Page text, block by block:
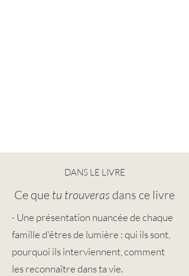
DANS LE LIVRE
Ce que tu trouveras dans ce livre
· Une présentation nuancée de chaque
famille d'êtres de lumière : qui ils sont,
pourquoi ils interviennent, comment
les reconnaître dans ta vie.